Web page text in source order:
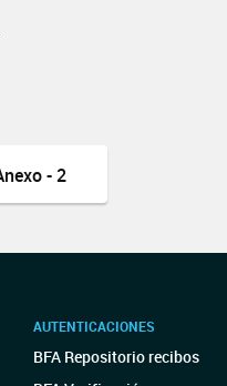
- 2
AUTENTICACIONES
BFA Repositorio recibos